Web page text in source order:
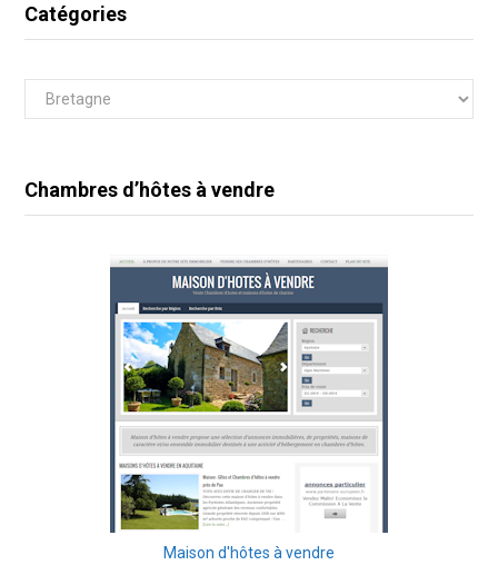
Catégories
Catégories
Chambres d’hôtes à vendre
Maison d'hôtes à vendre